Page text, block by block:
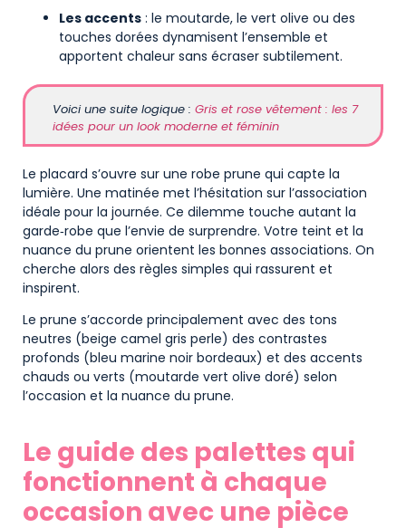
Les accents : le moutarde, le vert olive ou des
touches dorées dynamisent l’ensemble et
apportent chaleur sans écraser subtilement.
Voici une suite logique : Gris et rose vêtement : les 7
idées pour un look moderne et féminin
Le placard s’ouvre sur une robe prune qui capte la
lumière. Une matinée met l’hésitation sur l’association
idéale pour la journée. Ce dilemme touche autant la
garde‑robe que l’envie de surprendre. Votre teint et la
nuance du prune orientent les bonnes associations. On
cherche alors des règles simples qui rassurent et
inspirent.
Le prune s’accorde principalement avec des tons
neutres (beige camel gris perle) des contrastes
profonds (bleu marine noir bordeaux) et des accents
chauds ou verts (moutarde vert olive doré) selon
l’occasion et la nuance du prune.
Le guide des palettes qui
fonctionnent à chaque
occasion avec une pièce